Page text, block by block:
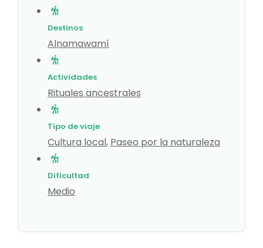
Destinos
Alnamawamí
Actividades
Rituales ancestrales
Tipo de viaje
Cultura local, Paseo por la naturaleza
Dificultad
Medio